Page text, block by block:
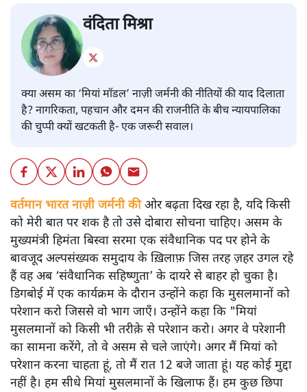
वंदिता मिश्रा
क्या असम का ‘मियां मॉडल’ नाज़ी जर्मनी की नीतियों की याद दिलाता
है? नागरिकता, पहचान और दमन की राजनीति के बीच न्यायपालिका
की चुप्पी क्यों खटकती है- एक जरूरी सवाल।
वर्तमान भारत नाज़ी जर्मनी कीओर बढ़ता दिख रहा है, यदि किसी
को मेरी बात पर शक है तो उसे दोबारा सोचना चाहिए। असम के
मुख्यमंत्री हिमंता बिस्वा सरमा एक संवैधानिक पद पर होने के
बावजूद अल्पसंख्यक समुदाय के ख़िलाफ़ जिस तरह ज़हर उगल रहे
हैं वह अब ‘संवैधानिक सहिष्णुता’ के दायरे से बाहर हो चुका है।
डिगबोई में एक कार्यक्रम के दौरान उन्होंने कहा कि मुसलमानों को
परेशान करो जिससे वो भाग जाएँ। उन्होंने कहा कि "मियां
मुसलमानों को किसी भी तरीक़े से परेशान करो। अगर वे परेशानी
का सामना करेंगे, तो वे असम से चले जाएंगे। अगर मैं मियां को
परेशान करना चाहता हूं, तो मैं रात 12 बजे जाता हूं। यह कोई मुद्दा
नहीं है। हम सीधे मियां मुसलमानों के खिलाफ हैं। हम कुछ छिपा